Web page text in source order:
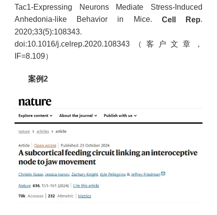
Tac1-Expressing Neurons Mediate Stress-Induced
Anhedonia-like Behavior in Mice. Cell Rep.
2020;33(5):108343.
doi:10.1016/j.celrep.2020.108343（客户文章，
IF=8.109）
案例2